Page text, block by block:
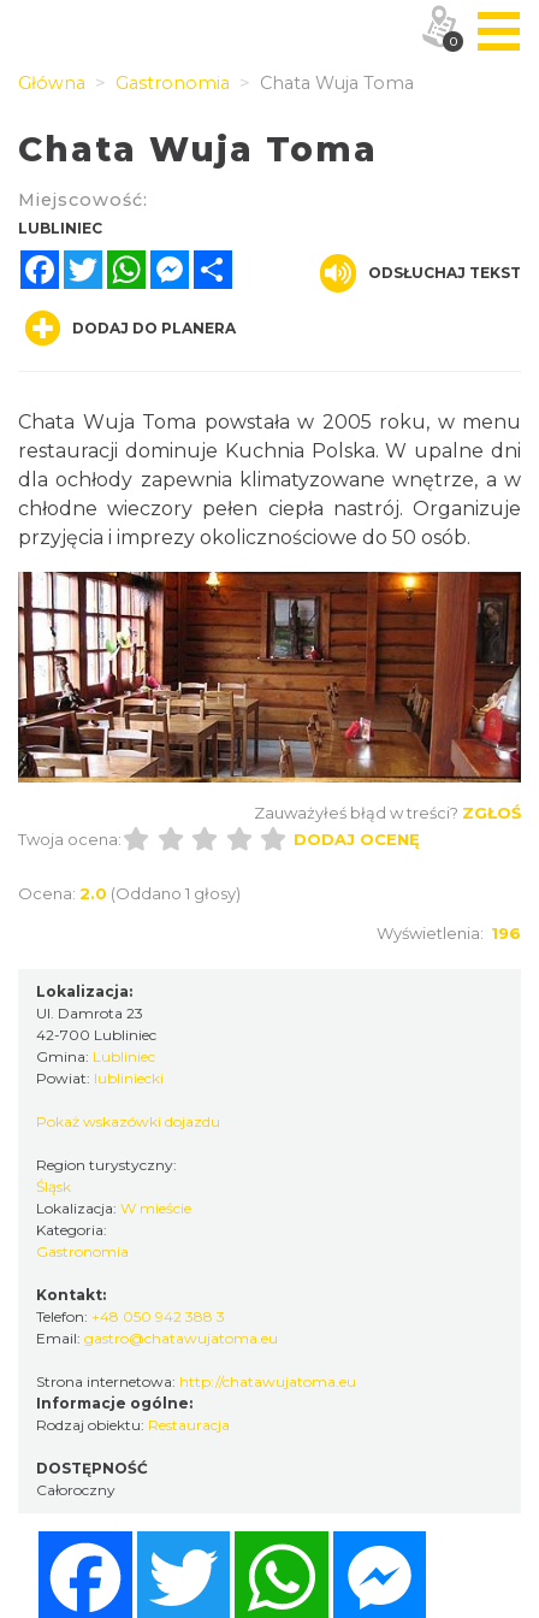
Główna Gastronomia Chata Wuja Toma
Chata Wuja Toma
Miejscowość:
LUBLINIEC
FacebookTwitterWhatsAppMessenger
ODSŁUCHAJ TEKST
DODAJ DO PLANERA
Chata Wuja Toma powstała w 2005 roku, w menu
restauracji dominuje Kuchnia Polska. W upalne dni
dla ochłody zapewnia klimatyzowane wnętrze, a w
chłodne wieczory pełen ciepła nastrój. Organizuje
przyjęcia i imprezy okolicznościowe do 50 osób.
Zauważyłeś błąd w treści? ZGŁOŚ
Twoja ocena:
DODAJ OCENĘ
Ocena: 2.0 (Oddano 1 głosy)
Wyświetlenia: 196
Lokalizacja:
Ul. Damrota 23
42-700 Lubliniec
Gmina: Lubliniec
Powiat: lubliniecki
Pokaż wskazówki dojazdu
Region turystyczny:
Śląsk
Lokalizacja: W mieście
Kategoria:
Gastronomia
Kontakt:
Telefon: +48 050 942 388 3
Email: gastro@chatawujatoma.eu
Strona internetowa: http://chatawujatoma.eu
Informacje ogólne:
Rodzaj obiektu: Restauracja
DOSTĘPNOŚĆ
Całoroczny
Twitter
0